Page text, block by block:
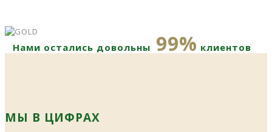
Нами остались довольны 99% клиентов
МЫ В ЦИФРАХ